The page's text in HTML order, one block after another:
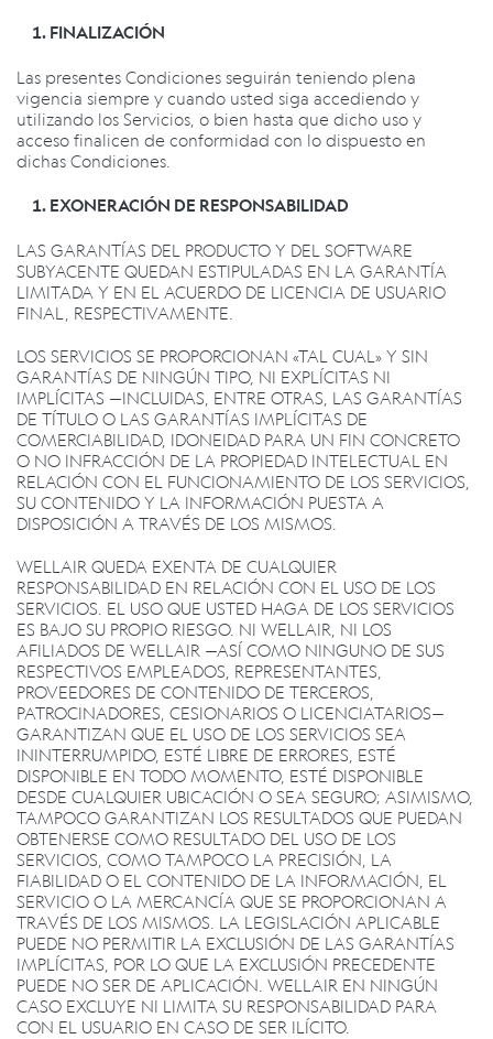
FINALIZACIÓN
Las presentes Condiciones seguirán teniendo plena
vigencia siempre y cuando usted siga accediendo y
utilizando los Servicios, o bien hasta que dicho uso y
acceso finalicen de conformidad con lo dispuesto en
dichas Condiciones.
EXONERACIÓN DE RESPONSABILIDAD
LAS GARANTÍAS DEL PRODUCTO Y DEL SOFTWARE
SUBYACENTE QUEDAN ESTIPULADAS EN LA GARANTÍA
LIMITADA Y EN EL ACUERDO DE LICENCIA DE USUARIO
FINAL, RESPECTIVAMENTE.
LOS SERVICIOS SE PROPORCIONAN «TAL CUAL» Y SIN
GARANTÍAS DE NINGÚN TIPO, NI EXPLÍCITAS NI
IMPLÍCITAS —INCLUIDAS, ENTRE OTRAS, LAS GARANTÍAS
DE TÍTULO O LAS GARANTÍAS IMPLÍCITAS DE
COMERCIABILIDAD, IDONEIDAD PARA UN FIN CONCRETO
O NO INFRACCIÓN DE LA PROPIEDAD INTELECTUAL EN
RELACIÓN CON EL FUNCIONAMIENTO DE LOS SERVICIOS,
SU CONTENIDO Y LA INFORMACIÓN PUESTA A
DISPOSICIÓN A TRAVÉS DE LOS MISMOS.
WELLAIR QUEDA EXENTA DE CUALQUIER
RESPONSABILIDAD EN RELACIÓN CON EL USO DE LOS
SERVICIOS. EL USO QUE USTED HAGA DE LOS SERVICIOS
ES BAJO SU PROPIO RIESGO. NI WELLAIR, NI LOS
AFILIADOS DE WELLAIR —ASÍ COMO NINGUNO DE SUS
RESPECTIVOS EMPLEADOS, REPRESENTANTES,
PROVEEDORES DE CONTENIDO DE TERCEROS,
PATROCINADORES, CESIONARIOS O LICENCIATARIOS—
GARANTIZAN QUE EL USO DE LOS SERVICIOS SEA
ININTERRUMPIDO, ESTÉ LIBRE DE ERRORES, ESTÉ
DISPONIBLE EN TODO MOMENTO, ESTÉ DISPONIBLE
DESDE CUALQUIER UBICACIÓN O SEA SEGURO; ASIMISMO,
TAMPOCO GARANTIZAN LOS RESULTADOS QUE PUEDAN
OBTENERSE COMO RESULTADO DEL USO DE LOS
SERVICIOS, COMO TAMPOCO LA PRECISIÓN, LA
FIABILIDAD O EL CONTENIDO DE LA INFORMACIÓN, EL
SERVICIO O LA MERCANCÍA QUE SE PROPORCIONAN A
TRAVÉS DE LOS MISMOS. LA LEGISLACIÓN APLICABLE
PUEDE NO PERMITIR LA EXCLUSIÓN DE LAS GARANTÍAS
IMPLÍCITAS, POR LO QUE LA EXCLUSIÓN PRECEDENTE
PUEDE NO SER DE APLICACIÓN. WELLAIR EN NINGÚN
CASO EXCLUYE NI LIMITA SU RESPONSABILIDAD PARA
CON EL USUARIO EN CASO DE SER ILÍCITO.